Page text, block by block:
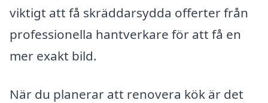
viktigt att få skräddarsydda offerter från
professionella hantverkare för att få en
mer exakt bild.
När du planerar att renovera kök är det